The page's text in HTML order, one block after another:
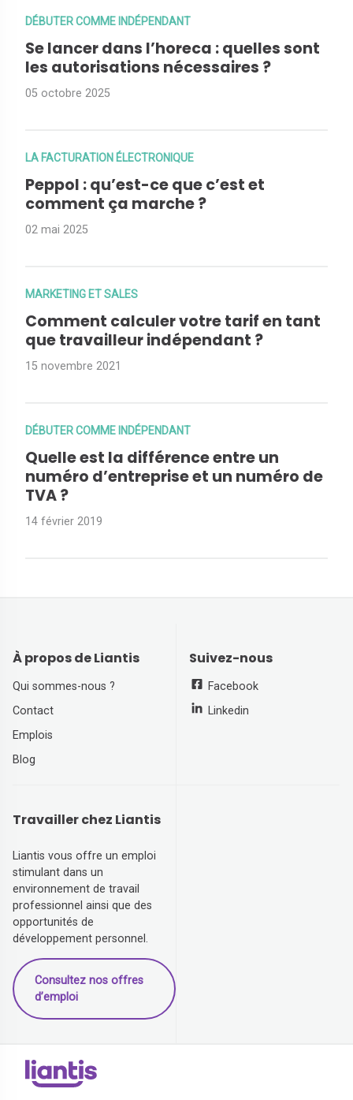
DÉBUTER COMME INDÉPENDANT
Se lancer dans l’horeca : quelles sont
les autorisations nécessaires ?
05 octobre 2025
LA FACTURATION ÉLECTRONIQUE
Peppol : qu’est-ce que c’est et
comment ça marche ?
02 mai 2025
MARKETING ET SALES
Comment calculer votre tarif en tant
que travailleur indépendant ?
15 novembre 2021
DÉBUTER COMME INDÉPENDANT
Quelle est la différence entre un
numéro d’entreprise et un numéro de
TVA ?
14 février 2019
À propos de Liantis
Qui sommes-nous ?
Contact
Emplois
Blog
Suivez-nous
Facebook
Linkedin
Travailler chez Liantis
Liantis vous offre un emploi
stimulant dans un
environnement de travail
professionnel ainsi que des
opportunités de
développement personnel.
Consultez nos offres
d’emploi